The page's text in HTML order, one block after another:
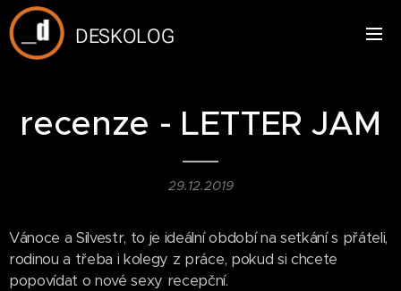
DESKOLOG
recenze - LETTER JAM
29.12.2019
Vánoce a Silvestr, to je ideální období na setkání s přáteli,
rodinou a třeba i kolegy z práce, pokud si chcete
popovídat o nové sexy recepční.